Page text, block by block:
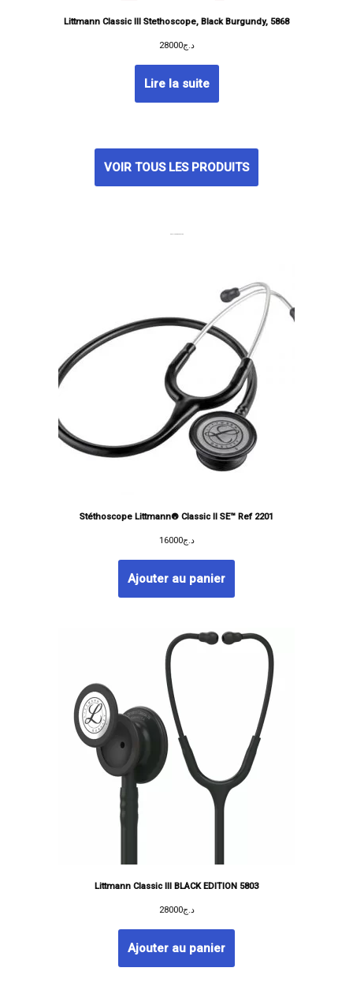
Littmann Classic III Stethoscope, Black Burgundy, 5868
د.ج28000
Lire la suite
VOIR TOUS LES PRODUITS
Stéthoscope Littmann® Classic II SE™ Ref 2201
د.ج16000
Ajouter au panier
Littmann Classic III BLACK EDITION 5803
د.ج28000
Ajouter au panier